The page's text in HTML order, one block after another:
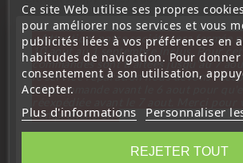
Peugeot Partner après 2008
Peugeot Expert après 2007
Fiat Scudo après 2007
Ce site Web utilise ses propres
pour améliorer nos services et vous
publicités liées à vos préférences en
habitudes de navigation. Pour
consentement à son utilisation,
Accepter.
Plus d'informations Personnaliser
REJETER TOUT
« Attention, notre société sera fermée
10 aout au 1 septembre inclus. Pour
commandes sont traitées jusqu'au 7
le service réparation nous devons
télécommande avant le 6 aout pour
compréhension»
Fermer